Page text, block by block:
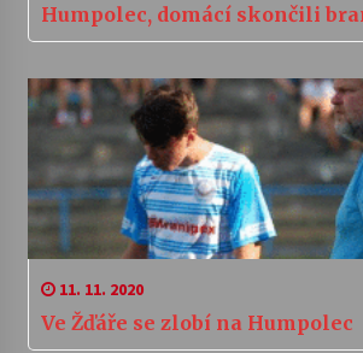
Humpolec, domácí skončili
11. 11. 2020
Ve Žďáře se zlobí na Humpolec